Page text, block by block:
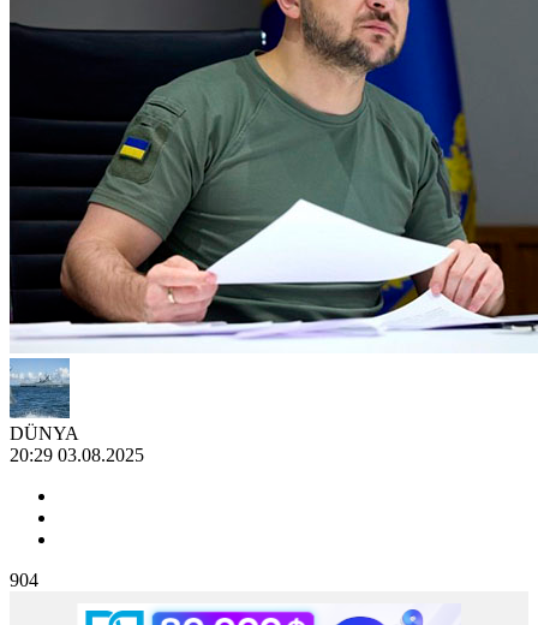
DÜNYA
20:29 03.08.2025
904